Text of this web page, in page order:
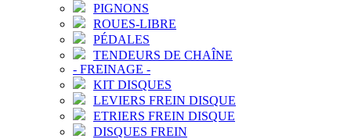
PIGNONS
ROUES-LIBRE
PÉDALES
TENDEURS DE CHAÎNE
- FREINAGE -
KIT DISQUES
LEVIERS FREIN DISQUE
ETRIERS FREIN DISQUE
DISQUES FREIN